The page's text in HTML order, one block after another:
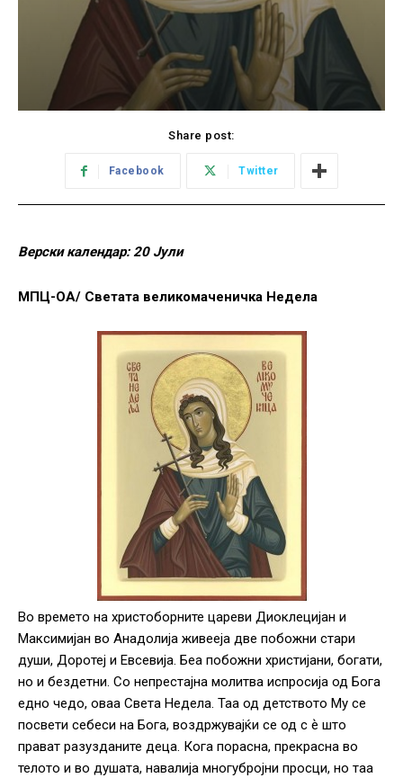
Share post:
Facebook Twitter
Верски календар: 20 Јули
МПЦ-ОА/ Светата великомаченичка Недела
Во времето на христоборните цареви Диоклецијан и
Максимијан во Анадолија живееја две побожни стари
души, Доротеј и Евсевија. Беа побожни христијани, богати,
но и бездетни. Со непрестајна молитва испросија од Бога
едно чедо, оваа Света Недела. Таа од детството Му се
посвети себеси на Бога, воздржувајќи се од с ѐ што
прават разузданите деца. Кога порасна, прекрасна во
телото и во душата, навалија многубројни просци, но таа